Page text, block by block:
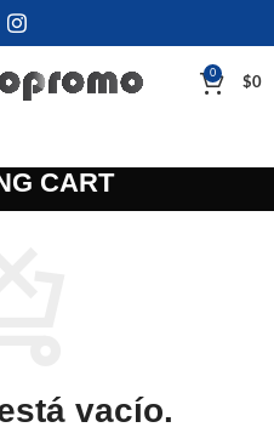
0
$0
CART
vacío.